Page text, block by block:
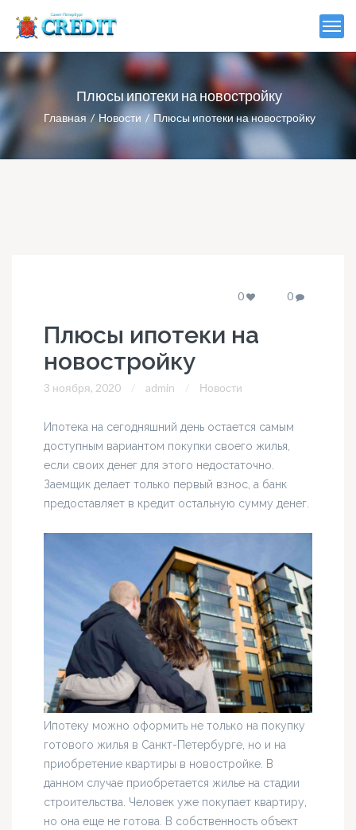
Плюсы ипотеки на новостройку
Главная Новости Плюсы ипотеки на новостройку
0 0
Плюсы ипотеки на
новостройку
3 ноября, 2020 admin Новости
Ипотека на сегодняшний день остается самым
доступным вариантом покупки своего жилья,
если своих денег для этого недостаточно.
Заемщик делает только первый взнос, а банк
предоставляет в кредит остальную сумму денег.
Ипотеку можно оформить не только на покупку
готового жилья в Санкт-Петербурге, но и на
приобретение квартиры в новостройке. В
данном случае приобретается жилье на стадии
строительства. Человек уже покупает квартиру,
но она еще не готова. В собственность объект